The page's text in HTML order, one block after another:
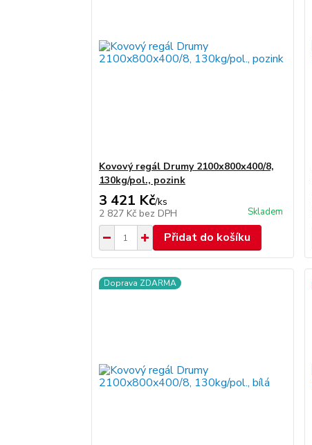
Kovový regál Drumy 2100x800x400/8,
130kg/pol., pozink
3 421 Kč/ks
2 827 Kč bez DPH Skladem
Přidat do košíku
Doprava ZDARMA